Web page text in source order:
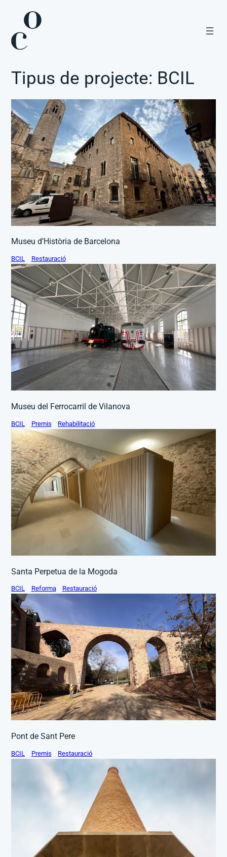
contingut
Tipus de projecte: BCIL
Museu d’Història de Barcelona
BCIL Restauració
Museu del Ferrocarril de Vilanova
BCIL Premis Rehabilitació
Santa Perpetua de la Mogoda
BCIL Reforma Restauració
Pont de Sant Pere
BCIL Premis Restauració